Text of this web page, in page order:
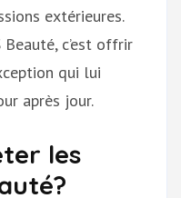
extérieures.
c’est offrir
qui lui
après jour.
les